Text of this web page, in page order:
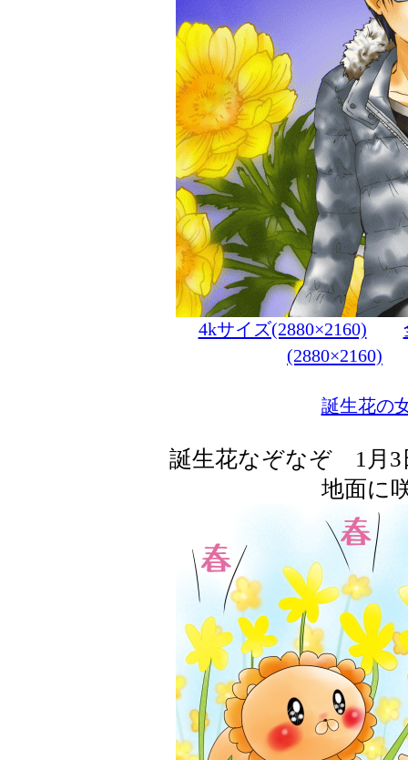
4kサイズ(2880×2160)
(2880×2160)
誕生花の
誕生花なぞなぞ 1月
地面に